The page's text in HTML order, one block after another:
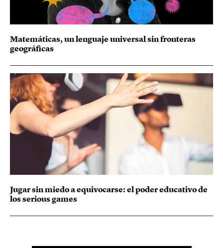
Matemáticas, un lenguaje universal sin fronteras
geográficas
Jugar sin miedo a equivocarse: el poder educativo de
los serious games